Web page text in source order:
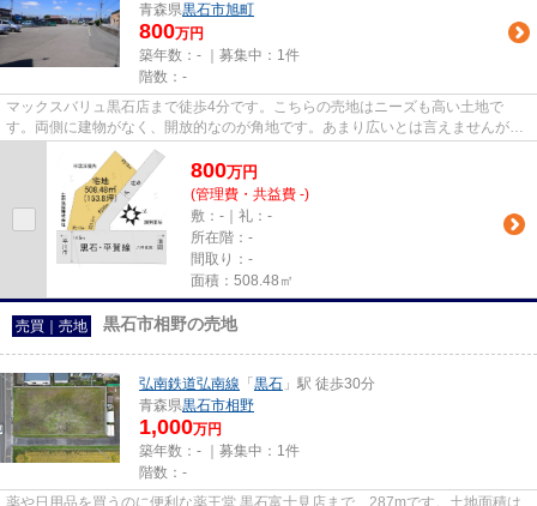
青森県黒石市旭町
800万円
築年数：- ｜募集中： 1件
階数：-
マックスバリュ黒石店まで徒歩4分です。こちらの売地はニーズも高い土地で
す。両側に建物がなく、開放的なのが角地です。あまり広いとは言えませんが、
落ち着いて過ごせる空間です。黒...
800万円
(管理費・共益費 -)
敷：-｜礼：-
所在階：-
間取り：-
面積：508.48㎡
売買｜売地 黒石市相野の売地
弘南鉄道弘南線 「 黒石 」駅 徒歩30分
青森県黒石市相野
1,000万円
築年数：- ｜募集中： 1件
階数：-
薬や日用品を買うのに便利な薬王堂 黒石富士見店まで、287mです。土地面積は